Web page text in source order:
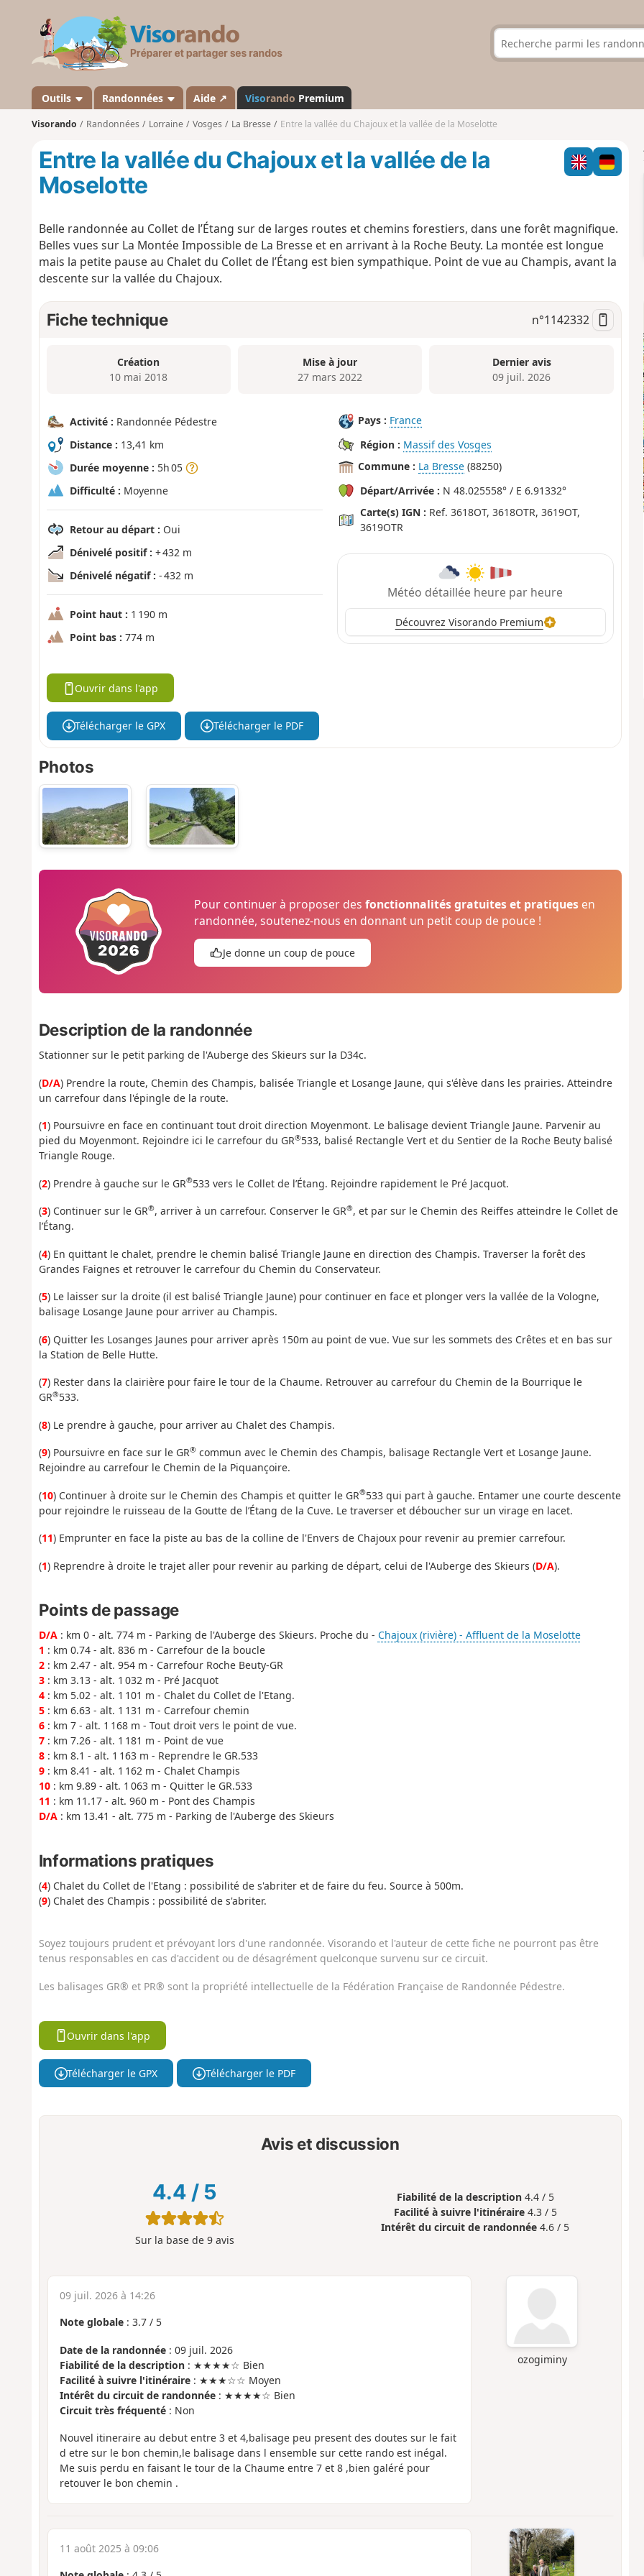
s
a
n
d
Outils Randonnées Aide ↗ Visorando Premium
Visorando Randonnées Lorraine Vosges La Bresse Entre la vallée du Chajoux et la vallée de la Moselotte
Entre la vallée du Chajoux et la vallée de la
Moselotte
Belle randonnée au Collet de l’Étang sur de larges routes et chemins forestiers, dans une forêt magnifique.
Belles vues sur La Montée Impossible de La Bresse et en arrivant à la Roche Beuty. La montée est longue
mais la petite pause au Chalet du Collet de l’Étang est bien sympathique. Point de vue au Champis, avant la
descente sur la vallée du Chajoux.
Fiche technique n°1142332
Création
10 mai 2018
Mise à jour
27 mars 2022
Dernier avis
09 juil. 2026
Activité : Randonnée Pédestre
Distance : 13,41 km
Durée moyenne : 5h 05
Difficulté : Moyenne
Retour au départ : Oui
Dénivelé positif : + 432 m
Dénivelé négatif : - 432 m
Point haut : 1 190 m
Point bas : 774 m
Pays : France
Région : Massif des Vosges
Commune : La Bresse (88250)
Départ/Arrivée : N 48.025558° / E 6.91332°
Carte(s) IGN : Ref. 3618OT, 3618OTR, 3619OT,
3619OTR
Météo détaillée heure par heure
Découvrez Visorando Premium
Ouvrir dans l'app
Télécharger le GPX Télécharger le PDF
Photos
Pour continuer à proposer desfonctionnalités gratuites et pratiques en
randonnée, soutenez-nous en donnant un petit coup de pouce !
Je donne un coup de pouce
Description de la randonnée
Stationner sur le petit parking de l'Auberge des Skieurs sur la D34c.
(D/A) Prendre la route, Chemin des Champis, balisée Triangle et Losange Jaune, qui s'élève dans les prairies. Atteindre
un carrefour dans l'épingle de la route.
(1) Poursuivre en face en continuant tout droit direction Moyenmont. Le balisage devient Triangle Jaune. Parvenir au
pied du Moyenmont. Rejoindre ici le carrefour du GR®533, balisé Rectangle Vert et du Sentier de la Roche Beuty balisé
Triangle Rouge.
(2) Prendre à gauche sur le GR®533 vers le Collet de l’Étang. Rejoindre rapidement le Pré Jacquot.
(3) Continuer sur le GR®, arriver à un carrefour. Conserver le GR®, et par sur le Chemin des Reiffes atteindre le Collet de
l’Étang.
(4) En quittant le chalet, prendre le chemin balisé Triangle Jaune en direction des Champis. Traverser la forêt des
Grandes Faignes et retrouver le carrefour du Chemin du Conservateur.
(5) Le laisser sur la droite (il est balisé Triangle Jaune) pour continuer en face et plonger vers la vallée de la Vologne,
balisage Losange Jaune pour arriver au Champis.
(6) Quitter les Losanges Jaunes pour arriver après 150m au point de vue. Vue sur les sommets des Crêtes et en bas sur
la Station de Belle Hutte.
(7) Rester dans la clairière pour faire le tour de la Chaume. Retrouver au carrefour du Chemin de la Bourrique le
GR®533.
(8) Le prendre à gauche, pour arriver au Chalet des Champis.
(9) Poursuivre en face sur le GR®commun avec le Chemin des Champis, balisage Rectangle Vert et Losange Jaune.
Rejoindre au carrefour le Chemin de la Piquançoire.
(10) Continuer à droite sur le Chemin des Champis et quitter le GR®533 qui part à gauche. Entamer une courte descente
pour rejoindre le ruisseau de la Goutte de l’Étang de la Cuve. Le traverser et déboucher sur un virage en lacet.
(11) Emprunter en face la piste au bas de la colline de l'Envers de Chajoux pour revenir au premier carrefour.
(1) Reprendre à droite le trajet aller pour revenir au parking de départ, celui de l'Auberge des Skieurs (D/A).
Points de passage
D/A: km 0 - alt. 774 m - Parking de l'Auberge des Skieurs. Proche du - Chajoux (rivière) - Affluent de la Moselotte
1 : km 0.74 - alt. 836 m - Carrefour de la boucle
2: km 2.47 - alt. 954 m - Carrefour Roche Beuty-GR
3: km 3.13 - alt. 1 032 m - Pré Jacquot
4: km 5.02 - alt. 1 101 m - Chalet du Collet de l'Etang.
5: km 6.63 - alt. 1 131 m - Carrefour chemin
6: km 7 - alt. 1 168 m - Tout droit vers le point de vue.
7: km 7.26 - alt. 1 181 m - Point de vue
8: km 8.1 - alt. 1 163 m - Reprendre le GR.533
9: km 8.41 - alt. 1 162 m - Chalet Champis
10: km 9.89 - alt. 1 063 m - Quitter le GR.533
11 : km 11.17 - alt. 960 m - Pont des Champis
D/A: km 13.41 - alt. 775 m - Parking de l'Auberge des Skieurs
Informations pratiques
(4) Chalet du Collet de l'Etang : possibilité de s'abriter et de faire du feu. Source à 500m.
(9) Chalet des Champis : possibilité de s'abriter.
Soyez toujours prudent et prévoyant lors d'une randonnée. Visorando et l'auteur de cette fiche ne pourront pas être
tenus responsables en cas d'accident ou de désagrément quelconque survenu sur ce circuit.
Les balisages GR® et PR® sont la propriété intellectuelle de la Fédération Française de Randonnée Pédestre.
Ouvrir dans l'app
Télécharger le GPX Télécharger le PDF
Avis et discussion
4.4 / 5
Sur la base de 9avis
Fiabilité de la description 4.4 / 5
Facilité à suivre l'itinéraire 4.3 / 5
Intérêt du circuit de randonnée 4.6 / 5
ozogiminy
09 juil. 2026 à 14:26
Note globale: 3.7/ 5
Date de la randonnée: 09 juil. 2026
Fiabilité de la description: ★★★★☆ Bien
Facilité à suivre l'itinéraire: ★★★☆☆ Moyen
Intérêt du circuit de randonnée: ★★★★☆ Bien
Circuit très fréquenté: Non
Nouvel itineraire au debut entre 3 et 4,balisage peu present des doutes sur le fait
d etre sur le bon chemin,le balisage dans l ensemble sur cette rando est inégal.
Me suis perdu en faisant le tour de la Chaume entre 7 et 8 ,bien galéré pour
retouver le bon chemin .
11 août 2025 à 09:06